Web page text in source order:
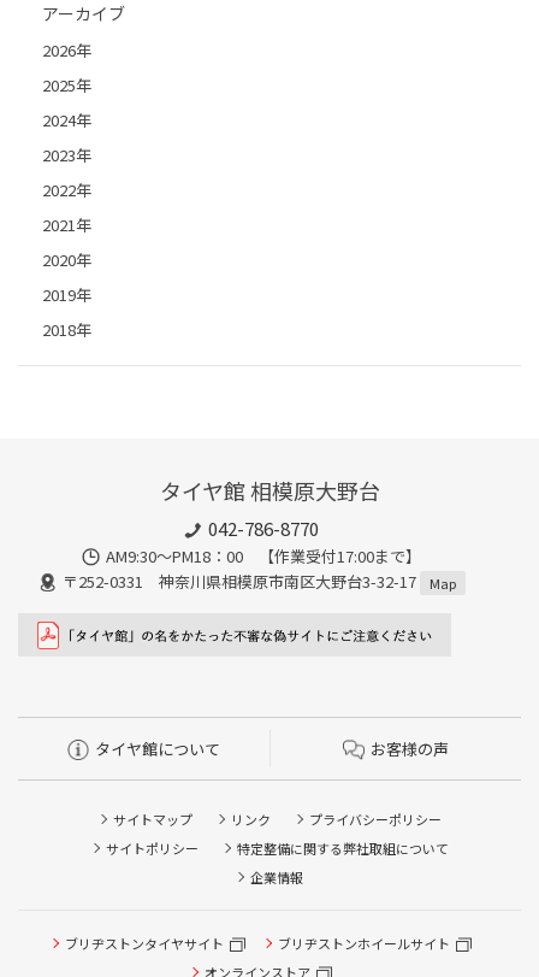
アーカイブ
2026年
2025年
2024年
2023年
2022年
2021年
2020年
2019年
2018年
タイヤ館 相模原大野台
042-786-8770
AM9:30～PM18：00 【作業受付17:00まで】
〒252-0331 神奈川県相模原市南区大野台3-32-17
Map
タイヤ館について お客様の声
サイトマップ リンク
プライバシーポリシー
サイトポリシー
特定整備に関する弊社取組について
企業情報
ブリヂストンタイヤサイト
ブリヂストンホイールサイト
オンラインストア
タイヤ点検・安全点検/タイヤ履き替え/オイル交換/その他
ピット作業の予約